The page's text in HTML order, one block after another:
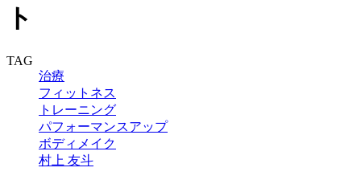
ト
TAG
治療
フィットネス
トレーニング
パフォーマンスアップ
ボディメイク
村上 友斗